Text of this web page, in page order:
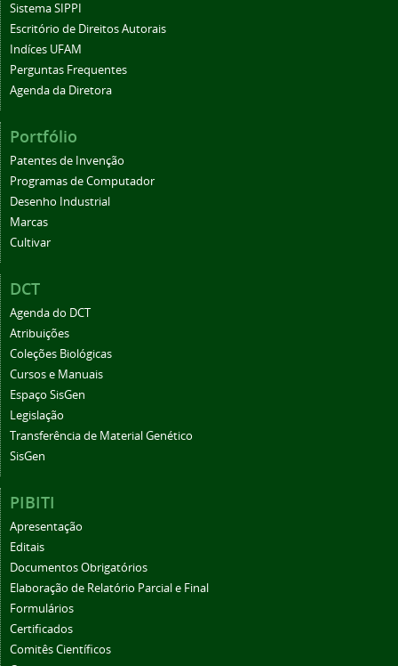
Sistema SIPPI
Escritório de Direitos Autorais
Indíces UFAM
Perguntas Frequentes
Agenda da Diretora
Portfólio
Patentes de Invenção
Programas de Computador
Desenho Industrial
Marcas
Cultivar
DCT
Agenda do DCT
Atribuições
Coleções Biológicas
Cursos e Manuais
Espaço SisGen
Legislação
Transferência de Material Genético
SisGen
PIBITI
Apresentação
Editais
Documentos Obrigatórios
Elaboração de Relatório Parcial e Final
Formulários
Certificados
Comitês Científicos